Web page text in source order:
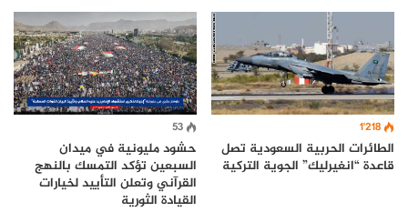
1٬218
الطائرات الحربية السعودية تصل
قاعدة “انغيرليك” الجوية التركية
53
حشود مليونية في ميدان
السبعين تؤكد التمسك بالنهج
القرآني وتعلن التأييد لخيارات
القيادة الثورية